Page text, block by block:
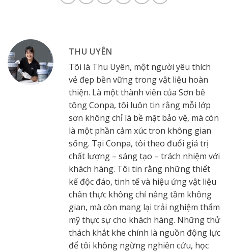
THU UYÊN
Tôi là Thu Uyên, một người yêu thích
vẻ đẹp bền vững trong vật liệu hoàn
thiện. Là một thành viên của Sơn bê
tông Conpa, tôi luôn tin rằng mỗi lớp
sơn không chỉ là bề mặt bảo vệ, mà còn
là một phần cảm xúc tron không gian
sống. Tại Conpa, tôi theo đuổi giá trị
chất lượng – sáng tạo – trách nhiệm với
khách hàng. Tôi tin rằng những thiết
kế độc đáo, tinh tế và hiệu ứng vật liệu
chân thực không chỉ nâng tầm không
gian, mà còn mang lại trải nghiệm thẩm
mỹ thực sự cho khách hàng. Những thử
thách khắt khe chính là nguồn động lực
để tôi không ngừng nghiên cứu, học